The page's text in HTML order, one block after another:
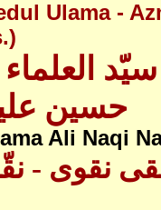
Ulama -
سیّد
Ali Naqi